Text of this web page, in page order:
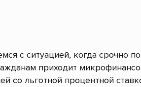
с ситуацией, когда срочно
приходит
со льготной процентной